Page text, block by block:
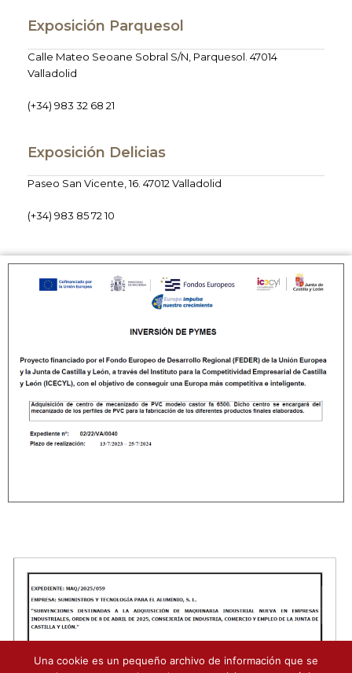
Exposición Parquesol
Calle Mateo Seoane Sobral S/N, Parquesol. 47014
Valladolid
(+34) 983 32 68 21
Exposición Delicias
Paseo San Vicente, 16. 47012 Valladolid
(+34) 983 85 72 10
Una cookie es un pequeño archivo de información que se